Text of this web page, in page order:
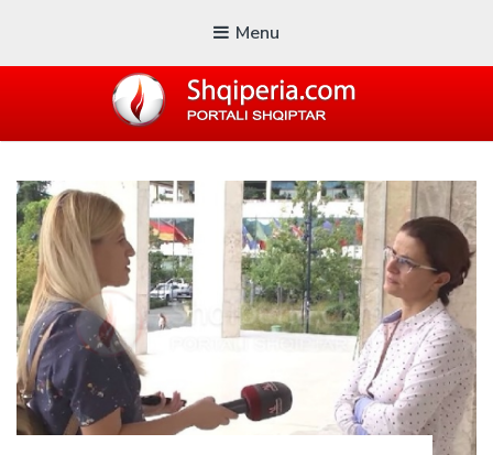
Menu
Blogu i ShqiperiaCom